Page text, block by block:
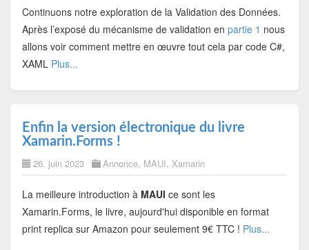
Continuons notre exploration de la Validation des Données.
Après l’exposé du mécanisme de validation en partie 1 nous
allons voir comment mettre en œuvre tout cela par code C#,
XAML Plus...
Enfin la version électronique du livre
Xamarin.Forms !
26. juin 2023 Annonce, MAUI, Xamarin
La meilleure introduction à MAUI ce sont les
Xamarin.Forms, le livre, aujourd'hui disponible en format
print replica sur Amazon pour seulement 9€ TTC ! Plus...